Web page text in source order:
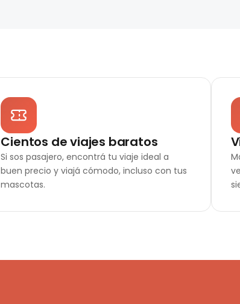
Cientos de viajes baratos
Si sos pasajero, encontrá tu viaje ideal a
buen precio y viajá cómodo, incluso con tus
mascotas.